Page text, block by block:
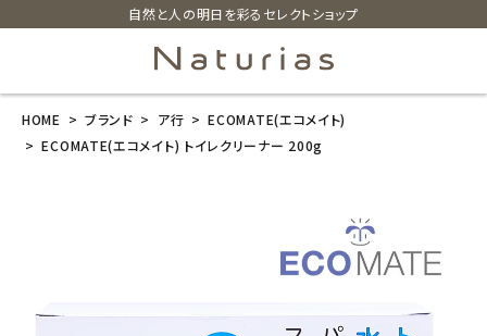
自然と人の明日を彩るセレクトショップ
search
HOME ブランド ア行
ECOMATE(エコメイト)
ECOMATE(エコメイト) トイレクリーナー 200g